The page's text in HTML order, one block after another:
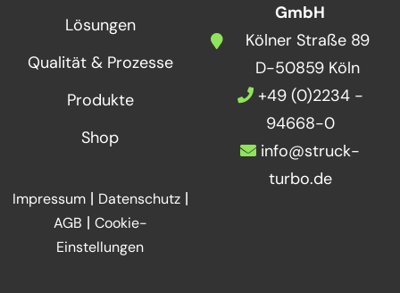
Lösungen
Qualität & Prozesse
Produkte
Shop
Impressum| Datenschutz|
AGB | Cookie-
Einstellungen
GmbH
Kölner Straße 89
D-50859 Köln
+49 (0)2234 -
94668-0
info@struck-
turbo.de